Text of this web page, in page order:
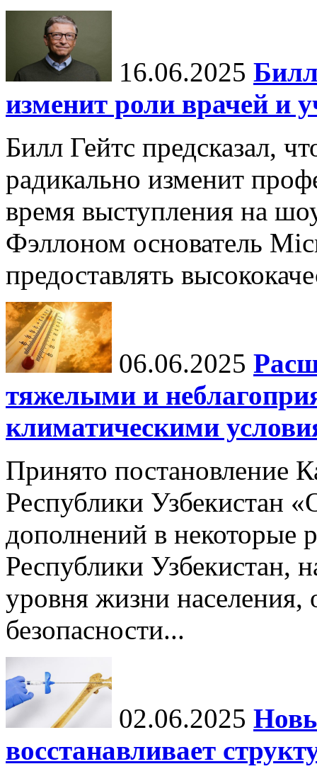
16.06.2025
изменит роли врачей и
Билл Гейтс предсказал,
радикально изменит
время выступления на
Фэллоном основатель
предоставлять
06.06.2025
тяжелыми и
климатическими
Принято постановление
Республики Узбекистан
дополнений в некоторые
Республики Узбекистан,
уровня жизни населения,
безопасности...
02.06.2025
восстанавливает